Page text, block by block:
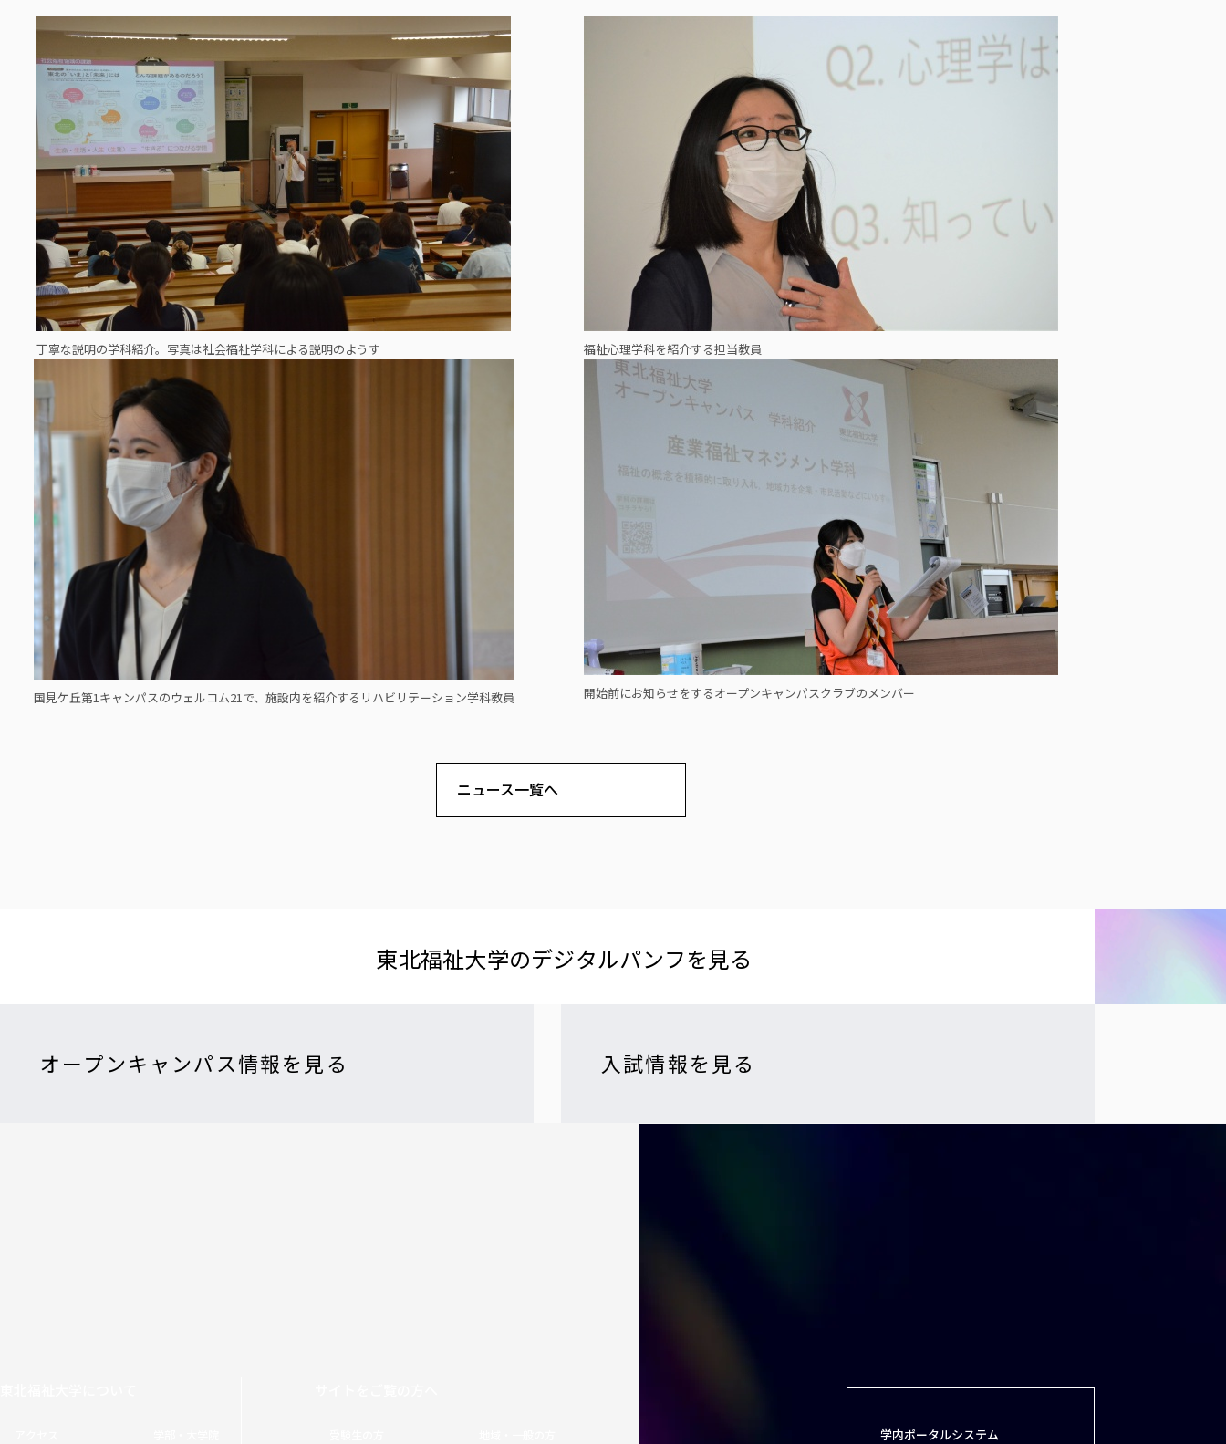
丁寧な説明の学科紹介。写真は社会福祉学科による説明のようす 福祉心理学科を紹介する担当教員
国見ケ丘第1キャンパスのウェルコム21で、施設内を紹介するリハビリテーション学科教員 開始前にお知らせをするオープンキャンパスクラブのメンバー
ニュース一覧へ
東北福祉大学の​デジタルパンフを​見る​
オープンキャンパス情報を見る 入試情報を見る
学内ポータルシステム